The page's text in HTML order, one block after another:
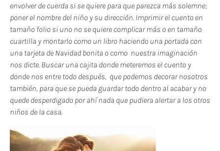
envolver de cuerda si se quiere para que parezca más solemne;
poner el nombre del niño y su dirección. Imprimir el cuento en
tamaño folio si uno no se quiere complicar más o en tamaño
cuartilla y montarlo como un libro haciendo una portada con
una tarjeta de Navidad bonita o como nuestra imaginación
nos dicte. Buscar una cajita donde meteremos el cuento y
donde nos entre todo después, que podemos decorar nosotros
también, para que se pueda guardar todo dentro al acabar y no
quede desperdigado por ahí nada que pudiera alertar a los otros
niños de la casa.